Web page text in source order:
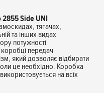
2855 Side UNI
тягачах,
та інших видах
потужності
коробці передач
який дозволяє відбирати
це необхідно. Коробка
на всіх